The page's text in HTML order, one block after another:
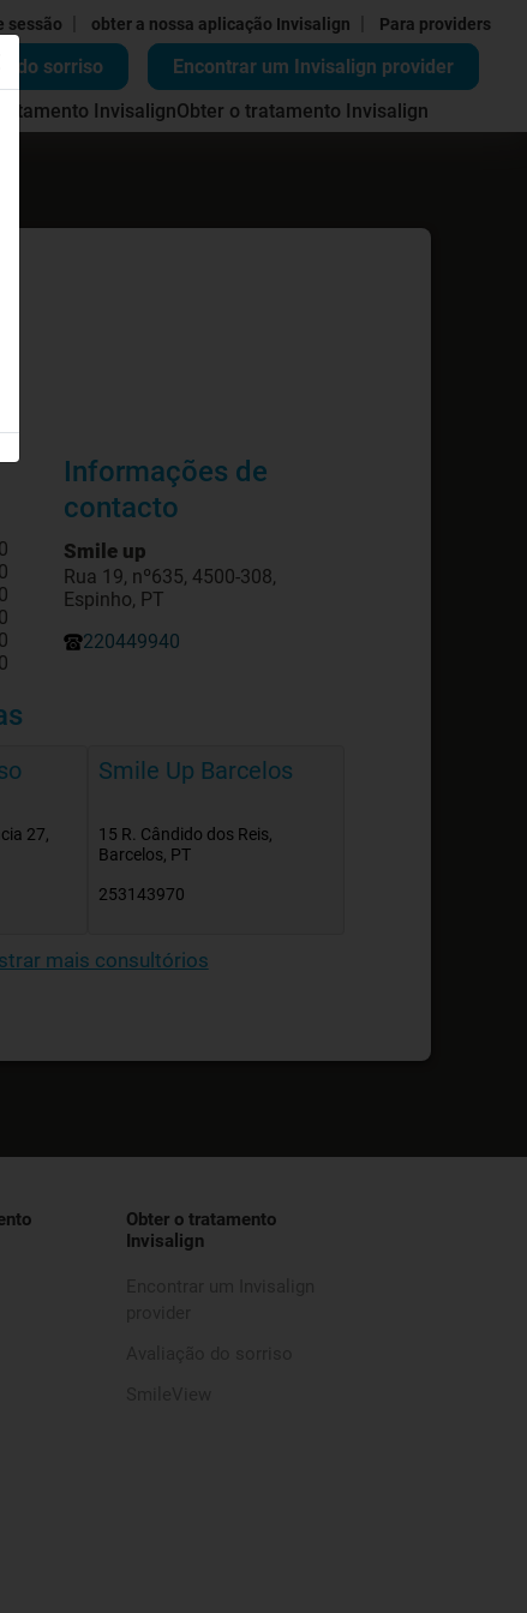
sessão obter a nossa aplicação Invisalign Para providers
do sorriso
Encontrar um Invisalign provider
InvisalignObter o tratamento Invisalign
Informações de
contacto
Smile up
Rua 19, nº635, 4500-308,
Espinho, PT
220449940
27,
Smile Up Barcelos
15 R. Cândido dos Reis,
Barcelos, PT
253143970
mais consultórios
Obter o tratamento
Invisalign